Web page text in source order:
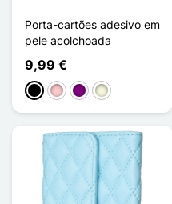
Porta-cartões adesivo em
pele acolchoada
9,99 €
PretoRosaPúrpura
Bege